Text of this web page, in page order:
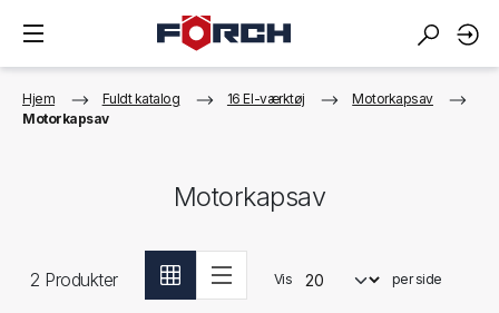
Hjem Fuldt katalog 16 El-værktøj
Motorkapsav
Motorkapsav
Motorkapsav
2 Produkter Vis per side